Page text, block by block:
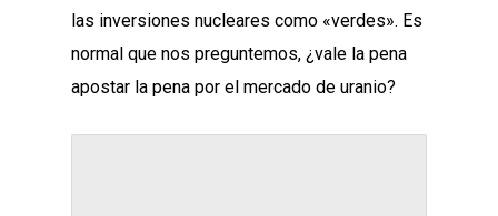
las inversiones nucleares como «verdes». Es
normal que nos preguntemos, ¿vale la pena
apostar la pena por el mercado de uranio?